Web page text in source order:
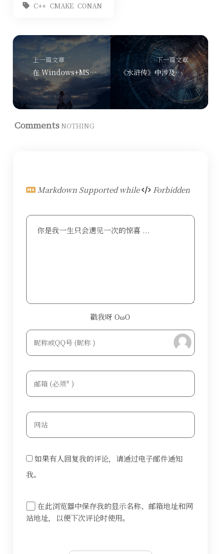
C++ CMAKE CONAN
上一篇文章
在 Windows+MSVC+CMake 上处理资源文件嵌入
下一篇文章
《水浒传》中涉及林冲的几个问题
Comments NOTHING
Markdown Supported while Forbidden
你是我一生只会遇见一次的惊喜 ...
戳我呀 OωO
(=・ω・=)
如果有人回复我的评论，请通过电子邮件通知
我。
在此浏览器中保存我的显示名称、邮箱地址和网
站地址，以便下次评论时使用。